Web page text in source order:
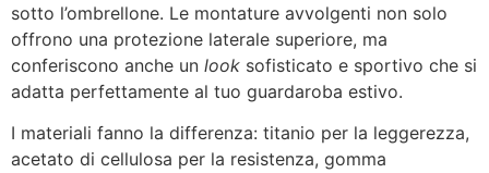
sotto l’ombrellone. Le montature avvolgenti non solo
offrono una protezione laterale superiore, ma
conferiscono anche un look sofisticato e sportivo che si
adatta perfettamente al tuo guardaroba estivo.
I materiali fanno la differenza: titanio per la leggerezza,
acetato di cellulosa per la resistenza, gomma